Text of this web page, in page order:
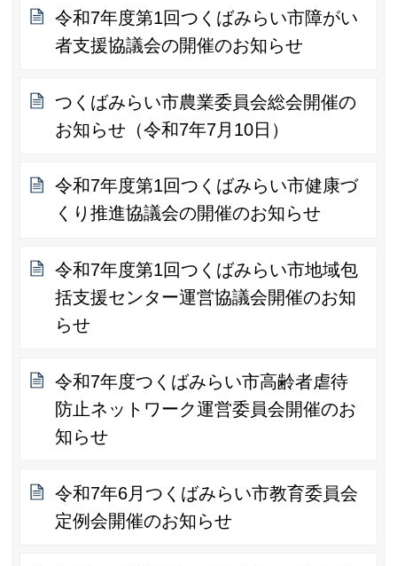
令和7年度第1回つくばみらい市障がい
者支援協議会の開催のお知らせ
つくばみらい市農業委員会総会開催の
お知らせ（令和7年7月10日）
令和7年度第1回つくばみらい市健康づ
くり推進協議会の開催のお知らせ
令和7年度第1回つくばみらい市地域包
括支援センター運営協議会開催のお知
らせ
令和7年度つくばみらい市高齢者虐待
防止ネットワーク運営委員会開催のお
知らせ
令和7年6月つくばみらい市教育委員会
定例会開催のお知らせ